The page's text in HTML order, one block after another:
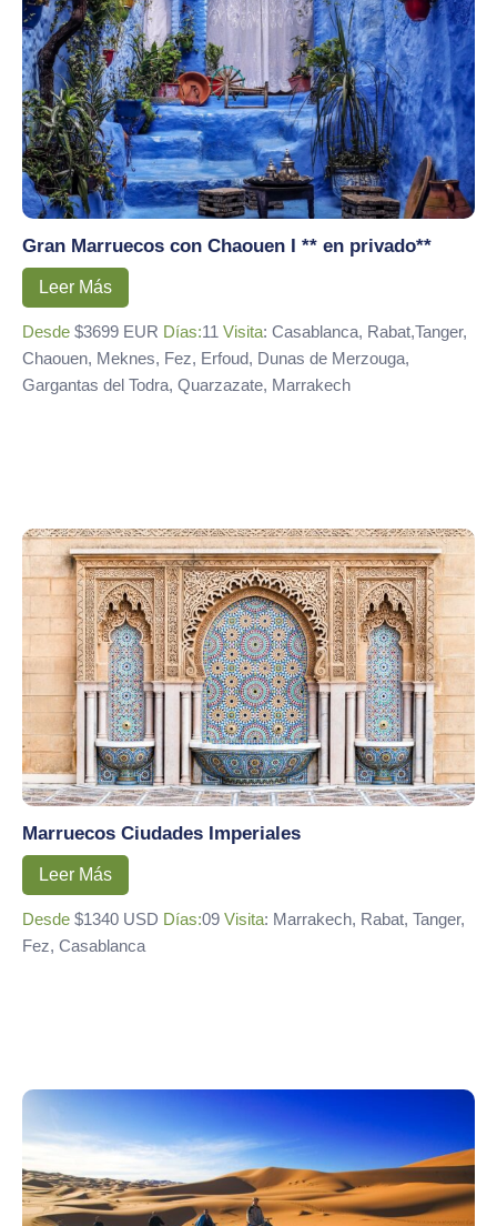
Gran Marruecos con Chaouen I ** en privado**
Leer Más
Desde $3699 EUR Días:11 Visita: Casablanca, Rabat,Tanger,
Chaouen, Meknes, Fez, Erfoud, Dunas de Merzouga,
Gargantas del Todra, Quarzazate, Marrakech
Marruecos Ciudades Imperiales
Leer Más
Desde $1340 USD Días:09 Visita: Marrakech, Rabat, Tanger,
Fez, Casablanca